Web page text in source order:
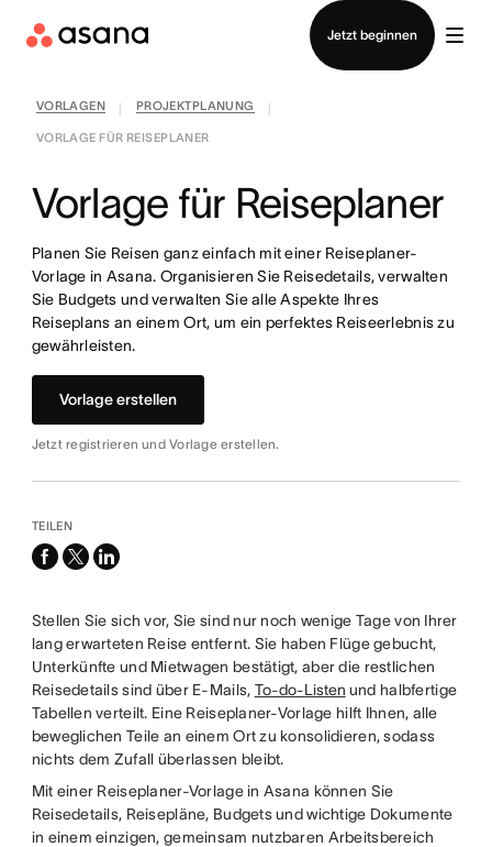
Jetzt beginnen
Vertrieb kontaktieren
VORLAGEN PROJEKTPLANUNG
VORLAGE FÜR REISEPLANER
Vorlage für Reiseplaner
Planen Sie Reisen ganz einfach mit einer Reiseplaner-
Vorlage in Asana. Organisieren Sie Reisedetails, verwalten
Sie Budgets und verwalten Sie alle Aspekte Ihres
Reiseplans an einem Ort, um ein perfektes Reiseerlebnis zu
gewährleisten.
Vorlage erstellen
Jetzt registrieren und Vorlage erstellen.
TEILEN
facebook
x-
linkedin
Stellen Sie sich vor, Sie sind nur noch wenige Tage von Ihrer
lang erwarteten Reise entfernt. Sie haben Flüge gebucht,
Unterkünfte und Mietwagen bestätigt, aber die restlichen
Reisedetails sind über E-Mails, To-do-Listen und halbfertige
Tabellen verteilt. Eine Reiseplaner-Vorlage hilft Ihnen, alle
beweglichen Teile an einem Ort zu konsolidieren, sodass
nichts dem Zufall überlassen bleibt.
Mit einer Reiseplaner-Vorlage in Asana können Sie
Reisedetails, Reisepläne, Budgets und wichtige Dokumente
in einem einzigen, gemeinsam nutzbaren Arbeitsbereich